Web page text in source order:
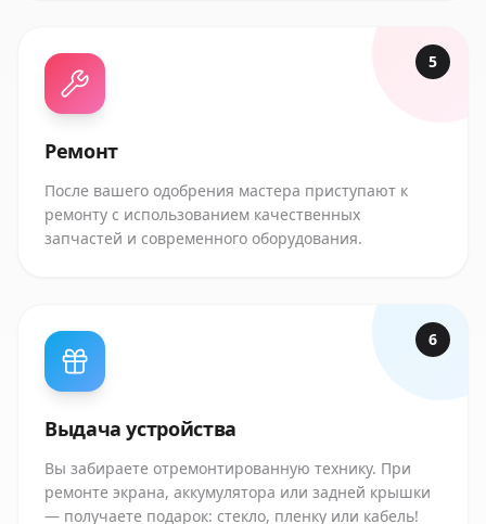
5
Ремонт
После вашего одобрения мастера приступают к
ремонту с использованием качественных
запчастей и современного оборудования.
6
Выдача устройства
Вы забираете отремонтированную технику. При
ремонте экрана, аккумулятора или задней крышки
— получаете подарок: стекло, пленку или кабель!